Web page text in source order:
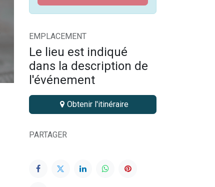
EMPLACEMENT
Le lieu est indiqué
dans la description de
l'événement
Obtenir l'itinéraire
PARTAGER